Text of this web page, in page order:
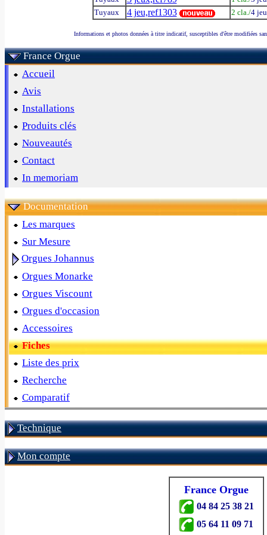
Tuyaux
4 jeu,ref1303 2 cla./4
Informations et photos données à titre indicatif, susceptibles d'être modifiées
France Orgue
Accueil
Avis
Installations
Produits clés
Nouveautés
Contact
In memoriam
Documentation
Les marques
Sur Mesure
Orgues Johannus
Orgues Monarke
Orgues Viscount
Orgues d'occasion
Accessoires
Fiches
Liste des prix
Recherche
Comparatif
Technique
Mon compte
France Orgue
04 84 25 38 21
05 64 11 09 71